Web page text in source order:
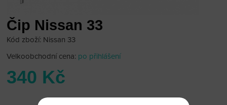
Čip Nissan 33
Kód zboží: Nissan 33
Velkoobchodní cena: po přihlášení
340 Kč